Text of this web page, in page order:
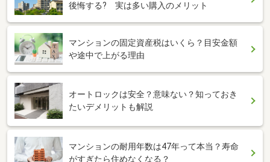
後悔する? 実は多い購入のメリット
マンションの固定資産税はいくら？目安金額
や途中で上がる理由
オートロックは安全？意味ない？知っておき
たいデメリットも解説
マンションの耐用年数は47年って本当？寿命
がすぎたら住めなくなる？